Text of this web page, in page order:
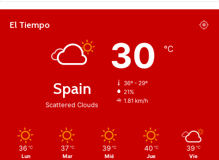
El Tiempo
Spain
Scattered Clouds
30 ℃
36º - 29º
21%
1.81 km/h
36 ℃
Lun
37 ℃
Mar
39 ℃
Mié
40 ℃
Jue
39 ℃
Vie